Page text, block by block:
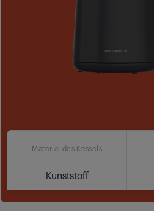
Material des Kessels
Kunststoff